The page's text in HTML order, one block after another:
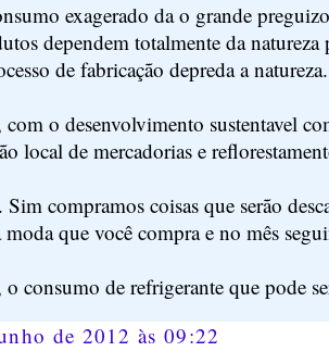
exagerado da o grande
dependem totalmente da natureza
de fabricação depreda a natureza.
o desenvolvimento sustentavel
local de mercadorias e
compramos coisas que serão
moda que você compra e no mês
consumo de refrigerante que pode
de 2012 às 09:22